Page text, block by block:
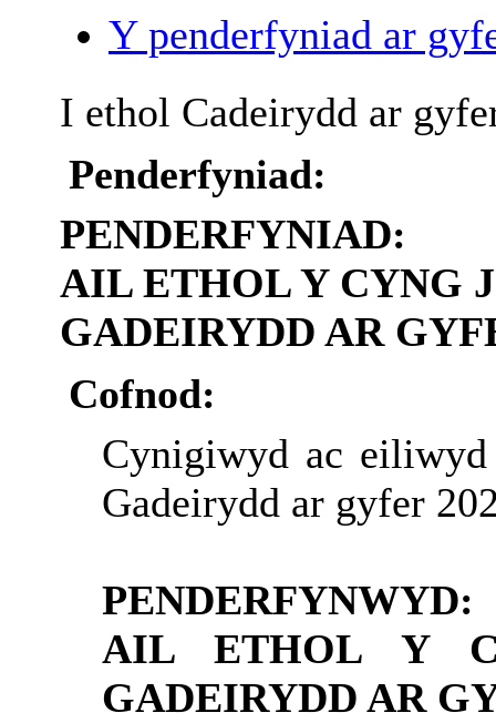
Y penderfyniad ar
I ethol Cadeirydd ar
Penderfyniad:
PENDERFYNIAD:
AIL ETHOL Y CYNG
GADEIRYDD AR
Cofnod:
Cynigiwyd ac
Gadeirydd ar gyfer
PENDERFYNWYD:
AIL ETHOL Y
GADEIRYDD AR